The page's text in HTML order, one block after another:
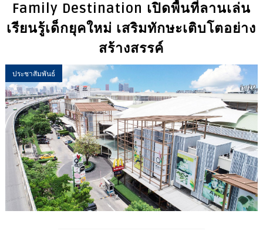
Family Destination เปิดพื้นที่ลานเล่น
เรียนรู้เด็กยุคใหม่ เสริมทักษะเติบโตอย่าง
สร้างสรรค์
ประชาสัมพันธ์